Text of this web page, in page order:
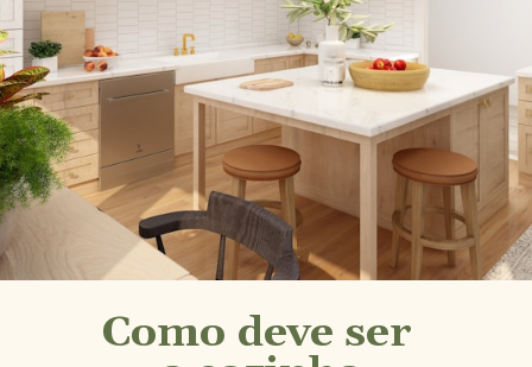
Como deve ser